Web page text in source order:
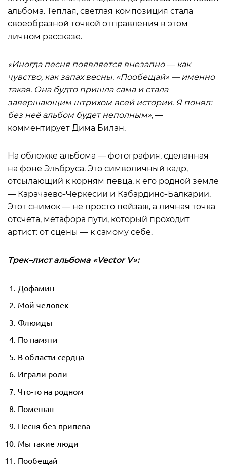
альбома. Теплая, светлая композиция стала
своеобразной точкой отправления в этом
личном рассказе.
«Иногда песня появляется внезапно — как
чувство, как запах весны. «Пообещай» — именно
такая. Она будто пришла сама и стала
завершающим штрихом всей истории. Я понял:
без неё альбом будет неполным», —
комментирует Дима Билан.
На обложке альбома — фотография, сделанная
на фоне Эльбруса. Это символичный кадр,
отсылающий к корням певца, к его родной земле
— Карачаево-Черкесии и Кабардино-Балкарии.
Этот снимок — не просто пейзаж, а личная точка
отсчёта, метафора пути, который проходит
артист: от сцены — к самому себе.
Трек–лист альбома «Vector V»:
Дофамин
Мой человек
Флюиды
По памяти
В области сердца
Играли роли
Что-то на родном
Помешан
Песня без припева
Мы такие люди
Пообещай